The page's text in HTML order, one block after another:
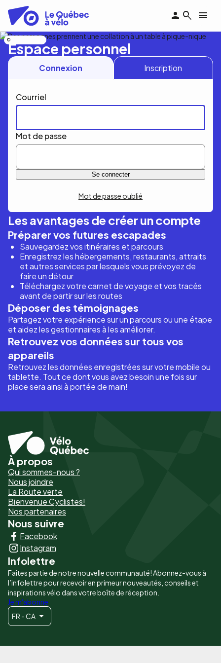
contenu
principal
Espace personnel
Connexion Inscription
Courriel
Mot de passe
Mot de passe oublié
Les avantages de créer un compte
Préparer vos futures escapades
Sauvegardez vos itinéraires et parcours
Enregistrez les hébergements, restaurants, attraits
et autres services par lesquels vous prévoyez de
faire un détour
Téléchargez votre carnet de voyage et vos tracés
avant de partir sur les routes
Déposer des témoignages
Partagez votre expérience sur un parcours ou une étape
et aidez les gestionnaires à les améliorer.
Retrouvez vos données sur tous vos
appareils
Retrouvez les données enregistrées sur votre mobile ou
tablette. Tout ce dont vous avez besoin une fois sur
place sera ainsi à portée de main!
Pied
de
page
-
Liens
principaux
À propos
Qui sommes-nous ?
Nous joindre
La Route verte
Bienvenue Cyclistes!
Nos partenaires
Nous suivre
Facebook
Instagram
Infolettre
Faites partie de notre nouvelle communauté! Abonnez-vous à
l’infolettre pour recevoir en primeur nouveautés, conseils et
inspirations vélo dans votre boîte de réception.
Je m'abonne
FR - CA